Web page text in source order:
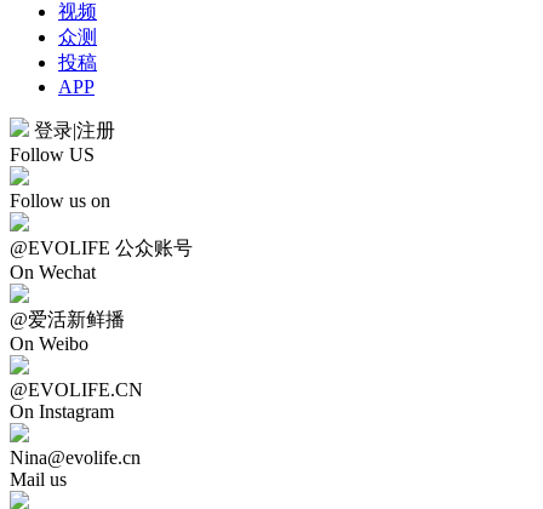
视频
众测
投稿
APP
登录|注册
Follow US
Follow us on
@EVOLIFE 公众账号
On Wechat
@爱活新鲜播
On Weibo
@EVOLIFE.CN
On Instagram
Nina@evolife.cn
Mail us